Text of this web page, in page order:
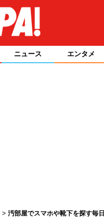
ニュース エンタメ
汚部屋でスマホや靴下を探す毎